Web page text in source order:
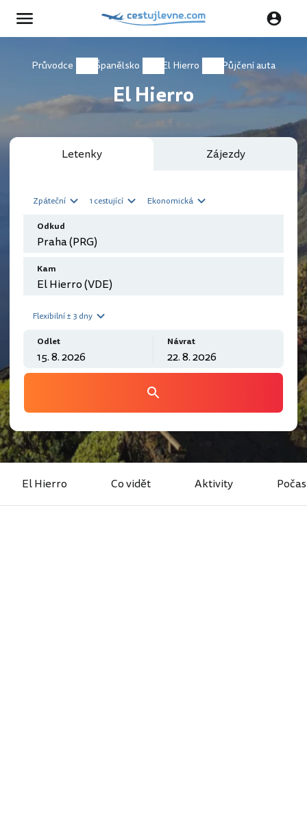
Průvodce Španělsko El Hierro Půjčení auta
El Hierro
Letenky Zájezdy
Zpáteční 1 cestující Ekonomická
Odkud
Kam
Flexibilní ± 3 dny
Odlet Návrat
El Hierro Co vidět Aktivity